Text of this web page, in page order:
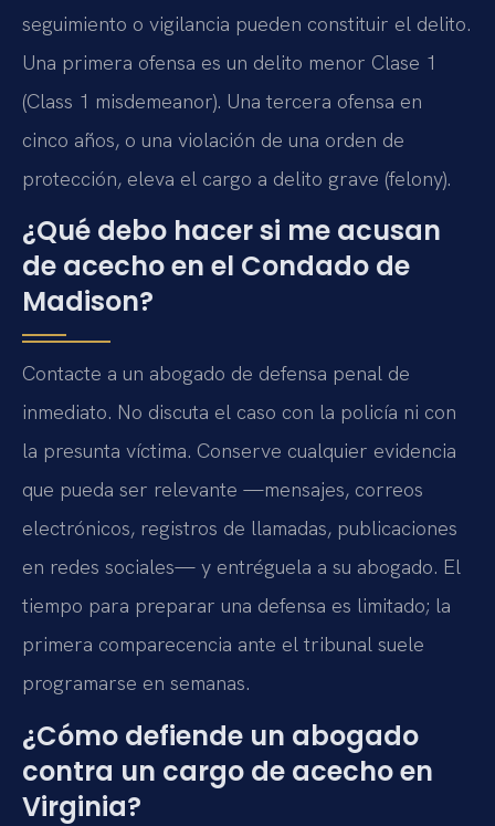
seguimiento o vigilancia pueden constituir el delito.
Una primera ofensa es un delito menor Clase 1
(Class 1 misdemeanor). Una tercera ofensa en
cinco años, o una violación de una orden de
protección, eleva el cargo a delito grave (felony).
¿Qué debo hacer si me acusan
de acecho en el Condado de
Madison?
Contacte a un abogado de defensa penal de
inmediato. No discuta el caso con la policía ni con
la presunta víctima. Conserve cualquier evidencia
que pueda ser relevante —mensajes, correos
electrónicos, registros de llamadas, publicaciones
en redes sociales— y entréguela a su abogado. El
tiempo para preparar una defensa es limitado; la
primera comparecencia ante el tribunal suele
programarse en semanas.
¿Cómo defiende un abogado
contra un cargo de acecho en
Virginia?